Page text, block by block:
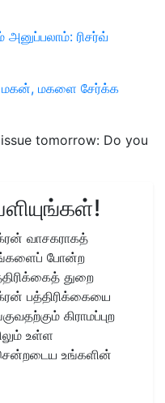
ரிசர்வ்
மகன், மகளை சேர்க்க
tomorrow: Do you
வாசகராகத்
போன்ற
துறை
பத்திரிக்கையை
கிராமப்புற
உள்ள
உங்களின்